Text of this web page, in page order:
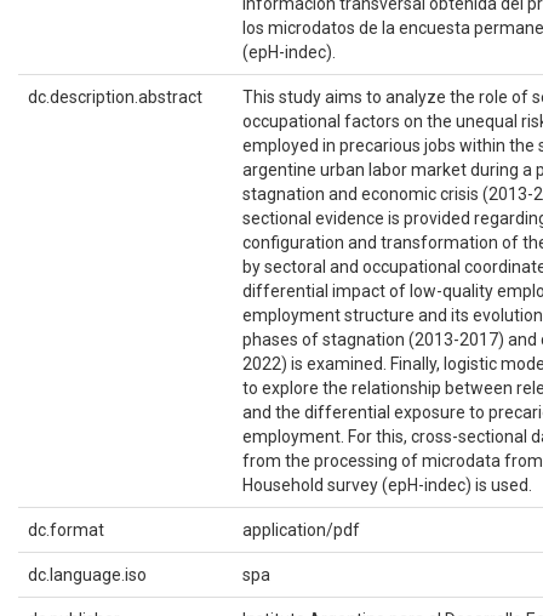
los microdatos de la encuesta
(epH-indec).
dc.description.abstract
This study aims to analyze the role of
occupational factors on the unequal
employed in precarious jobs within the
argentine urban labor market during a
stagnation and economic crisis (2013-
sectional evidence is provided
configuration and transformation of
by sectoral and occupational
differential impact of low-quality
employment structure and its
phases of stagnation (2013-2017) and
2022) is examined. Finally, logistic
to explore the relationship between
and the differential exposure to
employment. For this, cross-sectional
from the processing of microdata
Household survey (epH-indec) is used.
dc.format application/pdf
dc.language.iso spa